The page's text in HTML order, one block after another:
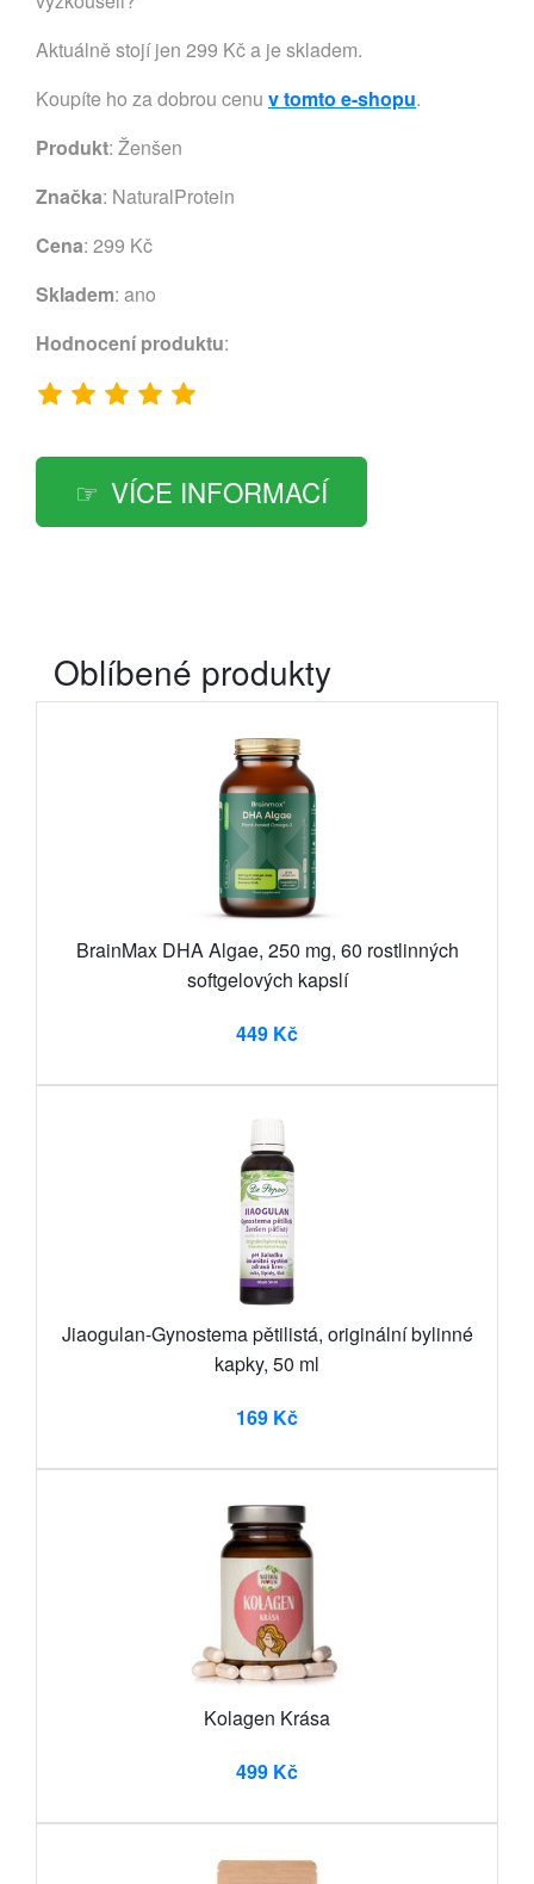
Aktuálně stojí jen 299 Kč a je skladem.
Koupíte ho za dobrou cenu v tomto e-shopu.
Produkt: Ženšen
Značka: NaturalProtein
Cena: 299 Kč
Skladem: ano
Hodnocení produktu:
VÍCE INFORMACÍ
Oblíbené produkty
BrainMax DHA Algae, 250 mg, 60 rostlinných
softgelových kapslí
449 Kč
Jiaogulan-Gynostema pětilistá, originální bylinné
kapky, 50 ml
169 Kč
Kolagen Krása
499 Kč